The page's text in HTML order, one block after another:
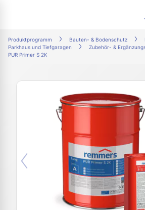
Produktprogramm Bauten- & Bodenschutz
Parkhaus und Tiefgaragen
Zubehör- &
PUR Primer S 2K